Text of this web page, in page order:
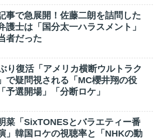
事で急展開！佐藤二朗を詰問した
護士は「国分太一ハラスメント」
者だった
り復活「アメリカ横断ウルトラク
で疑問視される「MC櫻井翔の役
予選開場」「分断ロケ」
菜「SixTONESとバラエティー番
」韓国ロケの視聴率と「NHKの動